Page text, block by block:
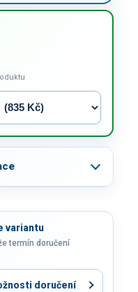
variantu
termín doručení
doručení